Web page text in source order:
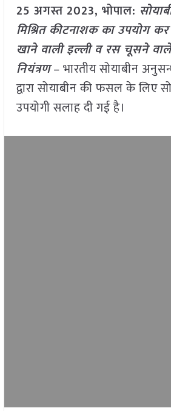
25 अगस्त 2023, भोपाल:
मिश्रित कीटनाशक का उपयोग
खाने वाली इल्ली व रस चूसने
नियंत्रण– भारतीय सोयाबीन
द्वारा सोयाबीन की फसल के लिए
उपयोगी सलाह दी गई है।